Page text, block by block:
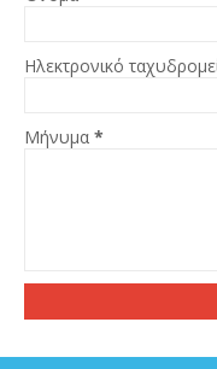
Ηλεκτρονικό
Μήνυμα *